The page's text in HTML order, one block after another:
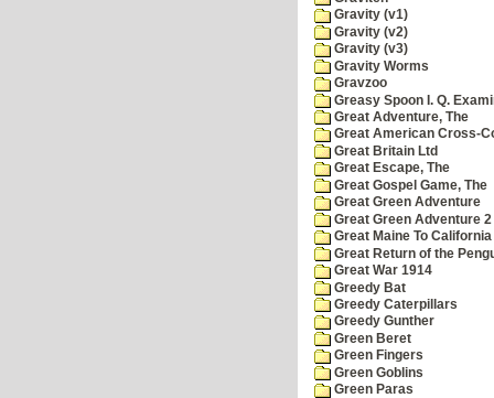
Gravity (v1)
Gravity (v2)
Gravity (v3)
Gravity Worms
Gravzoo
Greasy Spoon I. Q.
Great Adventure, The
Great American Cross-
Great Britain Ltd
Great Escape, The
Great Gospel Game, The
Great Green Adventure
Great Green Adventure
Great Maine To
Great Return of the
Great War 1914
Greedy Bat
Greedy Caterpillars
Greedy Gunther
Green Beret
Green Fingers
Green Goblins
Green Paras